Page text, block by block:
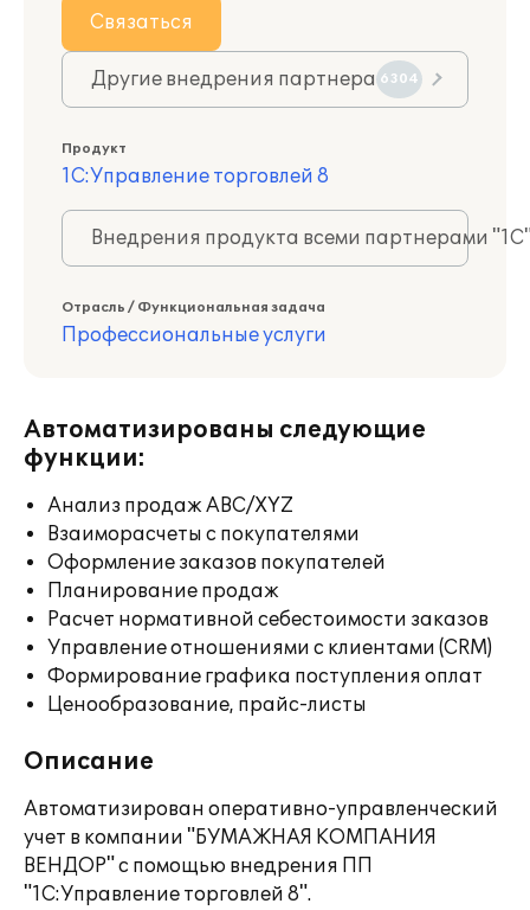
Связаться
Другие внедрения партнера 6304
Продукт
1С:Управление торговлей 8
Внедрения продукта всеми партнерами
Отрасль / Функциональная задача
Профессиональные услуги
Автоматизированы следующие
функции:
Анализ продаж ABC/XYZ
Взаиморасчеты с покупателями
Оформление заказов покупателей
Планирование продаж
Расчет нормативной себестоимости заказов
Управление отношениями с клиентами (CRM)
Формирование графика поступления оплат
Ценообразование, прайс-листы
Описание
Автоматизирован оперативно-управленческий
учет в компании "БУМАЖНАЯ КОМПАНИЯ
ВЕНДОР" с помощью внедрения ПП
"1С:Управление торговлей 8".